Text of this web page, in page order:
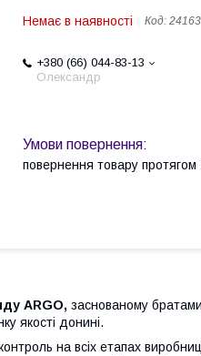
Немає в наявності Код: 24163
+380 (66) 044-83-13
Олександр
повернення товару протягом
ARGO, заснованому
якості донині.
на всіх етапах